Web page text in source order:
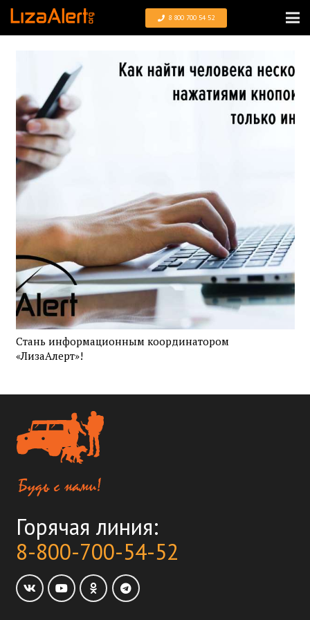
8 800 700 54 52
Стань информационным координатором
«ЛизаАлерт»!
Горячая линия:
8-800-700-54-52